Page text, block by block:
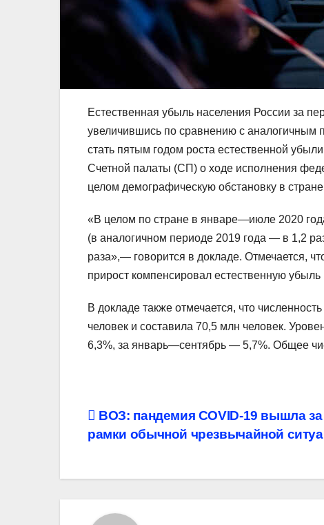
Естественная убыль населения России за
увеличившись по сравнению с аналогичным
стать пятым годом роста естественной
Счетной палаты (СП) о ходе исполнения
целом демографическую обстановку в
«В целом по стране в январе—июле 2020
(в аналогичном периоде 2019 года — в 1,2
раза»,— говорится в докладе. Отмечается,
прирост компенсировал естественную убыль
В докладе также отмечается, что
человек и составила 70,5 млн человек.
6,3%, за январь—сентябрь — 5,7%. Общее
Навигация
по
записям
ВОЗ: пандемия COVID-19 вышла за
рамки обычной чрезвычайной